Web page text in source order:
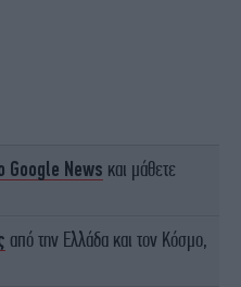
Google News και μάθετε
από την Ελλάδα και τον Κόσμο,